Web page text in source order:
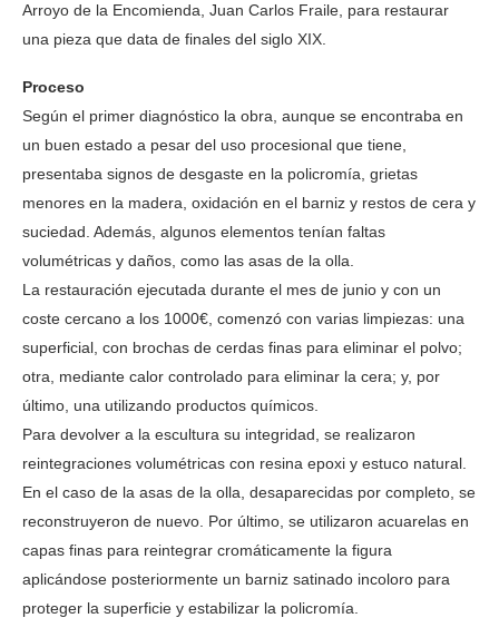
Arroyo de la Encomienda, Juan Carlos Fraile, para restaurar
una pieza que data de finales del siglo XIX.
Proceso
Según el primer diagnóstico la obra, aunque se encontraba en
un buen estado a pesar del uso procesional que tiene,
presentaba signos de desgaste en la policromía, grietas
menores en la madera, oxidación en el barniz y restos de cera y
suciedad. Además, algunos elementos tenían faltas
volumétricas y daños, como las asas de la olla.
La restauración ejecutada durante el mes de junio y con un
coste cercano a los 1000€, comenzó con varias limpiezas: una
superficial, con brochas de cerdas finas para eliminar el polvo;
otra, mediante calor controlado para eliminar la cera; y, por
último, una utilizando productos químicos.
Para devolver a la escultura su integridad, se realizaron
reintegraciones volumétricas con resina epoxi y estuco natural.
En el caso de la asas de la olla, desaparecidas por completo, se
reconstruyeron de nuevo. Por último, se utilizaron acuarelas en
capas finas para reintegrar cromáticamente la figura
aplicándose posteriormente un barniz satinado incoloro para
proteger la superficie y estabilizar la policromía.